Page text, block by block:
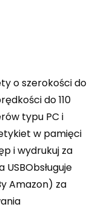
o szerokości do
do 110
typu PC i
w pamięci
i wydrukuj za
Amazon) za